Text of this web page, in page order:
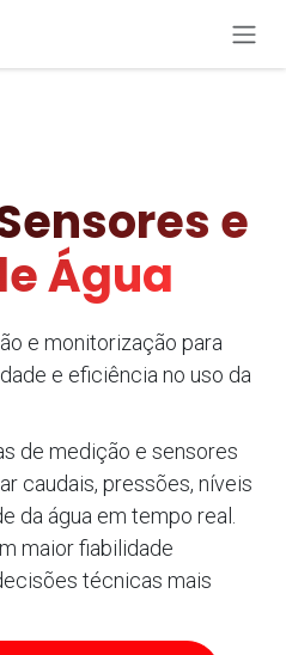
e
Água
e monitorização para
e eficiência no uso da
de medição e sensores
caudais, pressões, níveis
da água em tempo real.
maior fiabilidade
técnicas mais